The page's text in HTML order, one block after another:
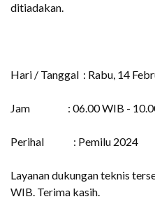
ditiadakan.
Hari / Tanggal : Rabu, 14
Jam : 06.00 WIB -
Perihal : Pemilu 2024
Layanan dukungan teknis
WIB. Terima kasih.